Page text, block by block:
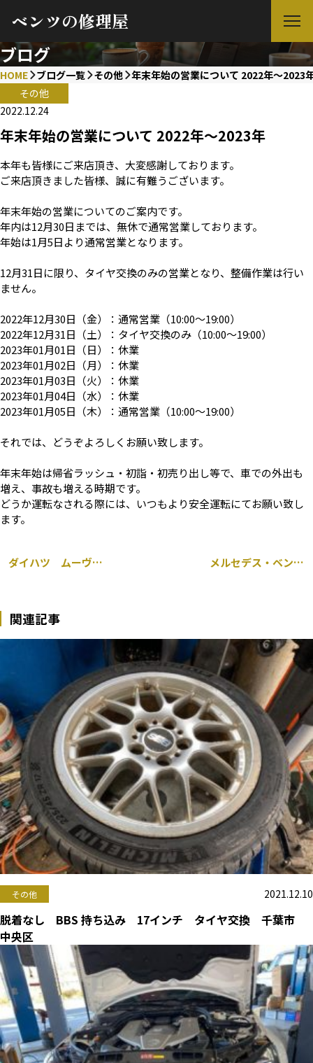
ベンツの修理屋
ブログ
HOME ブログ一覧 その他 年末年始の営業について 2022年～2023
その他
2022.12.24
年末年始の営業について 2022年～2023年
本年も皆様にご来店頂き、大変感謝しております。
ご来店頂きました皆様、誠に有難うございます。
年末年始の営業についてのご案内です。
年内は12月30日までは、無休で通常営業しております。
年始は1月5日より通常営業となります。
12月31日に限り、タイヤ交換のみの営業となり、整備作業は行い
ません。
2022年12月30日（金）：通常営業（10:00～19:00）
2022年12月31日（土）：タイヤ交換のみ（10:00～19:00）
2023年01月01日（日）：休業
2023年01月02日（月）：休業
2023年01月03日（火）：休業
2023年01月04日（水）：休業
2023年01月05日（木）：通常営業（10:00～19:00）
それでは、どうぞよろしくお願い致します。
年末年始は帰省ラッシュ・初詣・初売り出し等で、車での外出も
増え、事故も増える時期です。
どうか運転なされる際には、いつもより安全運転にてお願い致し
ます。
ダイハツ ムーヴ エンジンチェックランプ 点灯 O2センサー交換 千葉市 メルセデス・ベンツ Sクラス W221 エンジンチェックランプ点灯 左バンク触媒前O2センサー 交換 千葉市
関連記事
その他 2021.12.10
脱着なし BBS 持ち込み 17インチ タイヤ交換 千葉市
中央区